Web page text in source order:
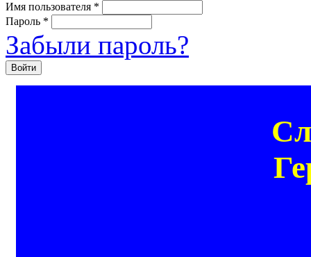
Имя пользователя *
Пароль *
Забыли пароль?